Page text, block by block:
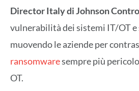
Director Italy di Johnson
vulnerabilità dei sistemi IT/OT e
muovendo le aziende per
ransomwaresempre più
OT.